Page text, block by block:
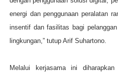
energi dan penggunaan peralatan
insentif dan fasilitas bagi
lingkungan,” tutup Arif Suhartono.
Melalui kerjasama ini